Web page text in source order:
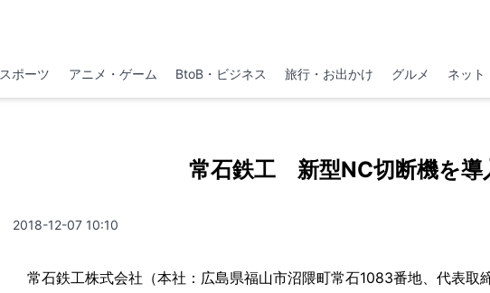
スポーツ アニメ・ゲーム BtoB・ビジネス 旅行・お出かけ グルメ ネット
常石鉄工 新型NC切断機を
2018-12-07 10:10
常石鉄工株式会社（本社：広島県福山市沼隈町常石1083番地、代表取